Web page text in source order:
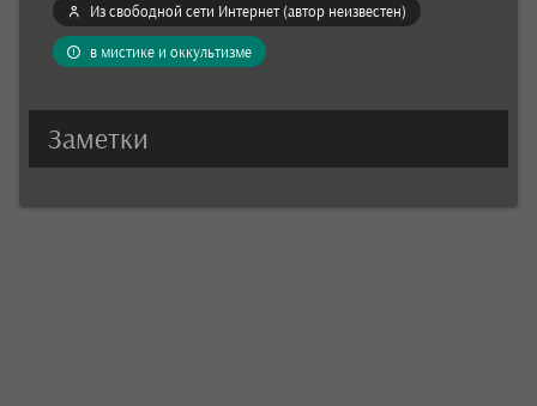
Из свободной сети Интернет (автор неизвестен)
в мистике и оккультизме
Заметки